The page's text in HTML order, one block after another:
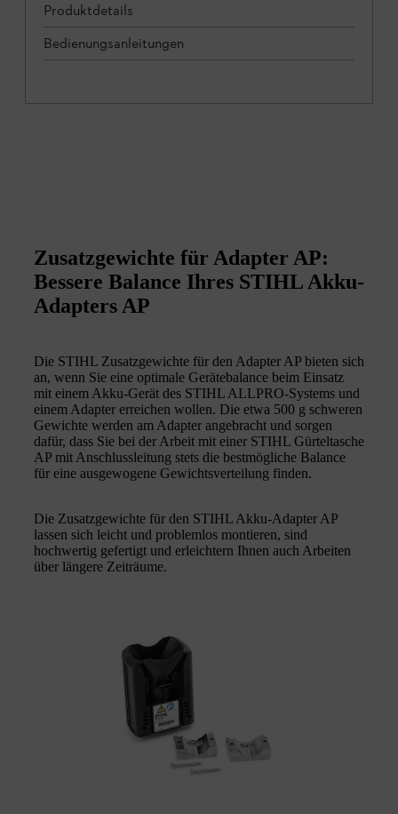
Produktdetails
Bedienungsanleitungen
Zusatzgewichte für Adapter AP:
Bessere Balance Ihres STIHL Akku-
Adapters AP
Die STIHL Zusatzgewichte für den Adapter AP bieten sich
an, wenn Sie eine optimale Gerätebalance beim Einsatz
mit einem Akku-Gerät des STIHL ALLPRO-Systems und
einem Adapter erreichen wollen. Die etwa 500 g schweren
Gewichte werden am Adapter angebracht und sorgen
dafür, dass Sie bei der Arbeit mit einer STIHL Gürteltasche
AP mit Anschlussleitung stets die bestmögliche Balance
für eine ausgewogene Gewichtsverteilung finden.
Die Zusatzgewichte für den STIHL Akku-Adapter AP
lassen sich leicht und problemlos montieren, sind
hochwertig gefertigt und erleichtern Ihnen auch Arbeiten
über längere Zeiträume.